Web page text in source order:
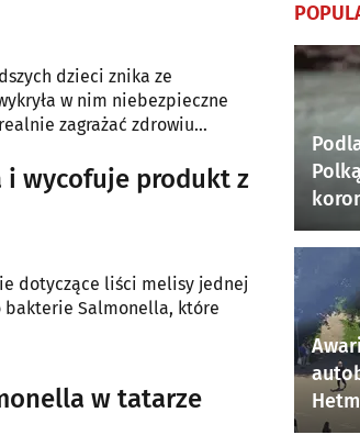
dzieci znika ze
w nim niebezpieczne
zagrażać zdrowiu
i wycofuje produkt z
dotyczące liści melisy jednej
bakterie Salmonella, które
w tatarze